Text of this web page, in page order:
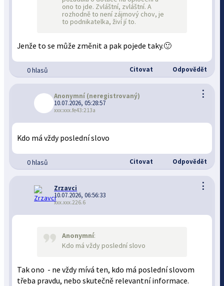
ono to jde. Zvláštní, zvláštní. A
rozhodně to není zájmový chov, je
to podnikatelka, živí jí to.
Jenže to se může změnit a pak pojede taky.🙂
0 hlasů Citovat Odpovědět
⋮
Anonymní (neregistrovaný)
10.07.2026, 05:28:57
xxx:xxx.fe43:213a
Kdo má vždy poslední slovo
0 hlasů Citovat Odpovědět
⋮
Zrzavci
10.07.2026, 06:56:33
xxx.xxx.226.6
Anonymní:
Kdo má vždy poslední slovo
Tak ono - ne vždy mívá ten, kdo má poslední slovom
třeba pravdu, nebo skutečně relevantní informace.